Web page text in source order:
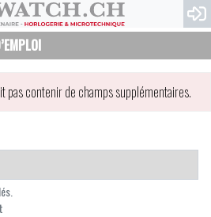
pas contenir de champs supplémentaires.